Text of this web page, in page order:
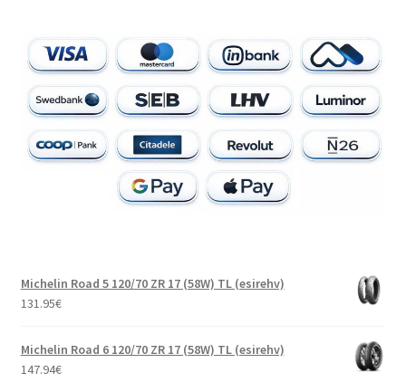
Michelin Road 5 120/70 ZR 17 (58W) TL (esirehv)
131.95€
Michelin Road 6 120/70 ZR 17 (58W) TL (esirehv)
147.94€